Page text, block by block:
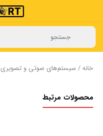
خانه/ سیستم‌های صوتی و تصویری
محصولات مرتبط